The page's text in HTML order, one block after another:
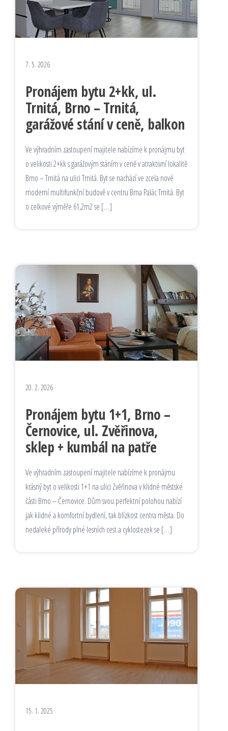
7. 5. 2026
Pronájem bytu 2+kk, ul.
Trnitá, Brno – Trnitá,
garážové stání v ceně, balkon
Ve výhradním zastoupení majitele nabízíme k pronájmu byt
o velikosti 2+kk s garážovým stáním v ceně v atraktivní lokalitě
Brno – Trnitá na ulici Trnitá. Byt se nachází ve zcela nové
moderní multifunkční budově v centru Brna Palác Trnitá. Byt
o celkové výměře 61,2m2 se […]
20. 2. 2026
Pronájem bytu 1+1, Brno –
Černovice, ul. Zvěřinova,
sklep + kumbál na patře
Ve výhradním zastoupení majitele nabízíme k pronájmu
krásný byt o velikosti 1+1 na ulici Zvěřinova v klidné městské
části Brno – Černovice. Dům svou perfektní polohou nabízí
jak klidné a komfortní bydlení, tak blízkost centra města. Do
nedaleké přírody plné lesních cest a cyklostezek se […]
15. 1. 2025